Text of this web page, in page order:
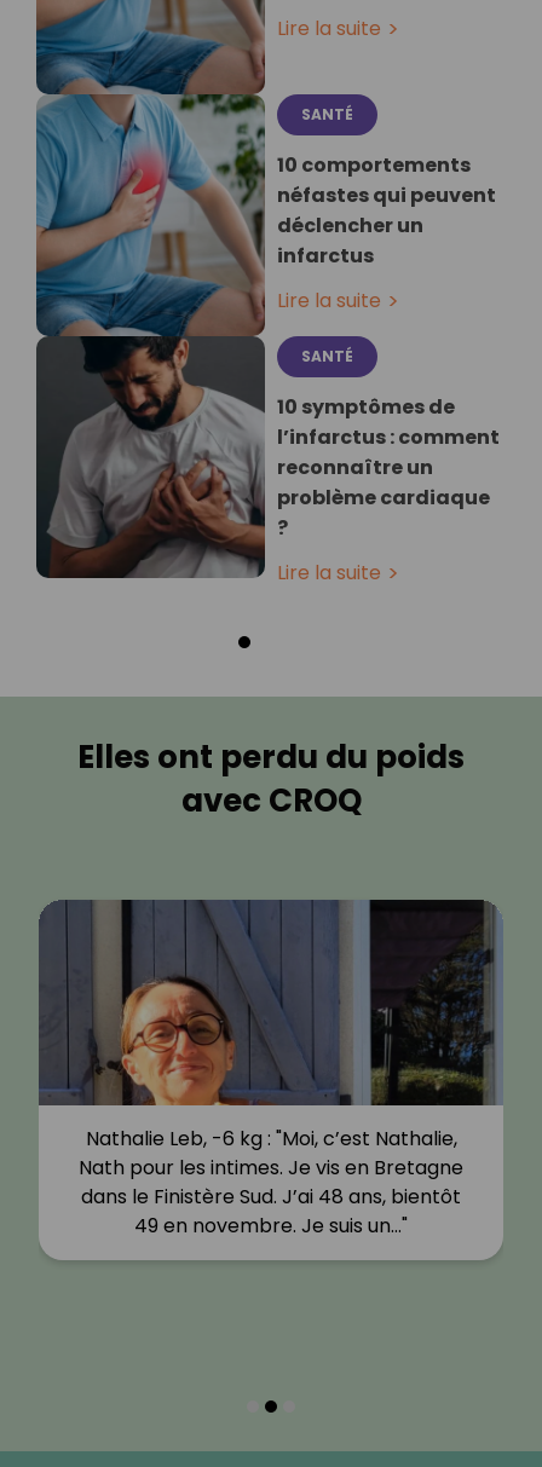
Lire la suite
SANTÉ
10 comportements
néfastes qui peuvent
déclencher un
infarctus
Lire la suite
SANTÉ
10 symptômes de
l’infarctus : comment
reconnaître un
problème cardiaque
?
Lire la suite
Elles ont perdu du poids
avec CROQ
Nathalie Leb, -6 kg : "Moi, c’est Nathalie,
Nath pour les intimes. Je vis en Bretagne
dans le Finistère Sud. J’ai 48 ans, bientôt
49 en novembre. Je suis un…"